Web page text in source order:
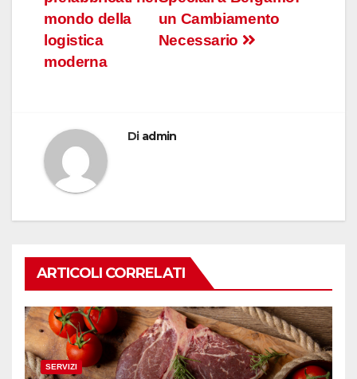
un Cambiamento
Necessario
mondo della
logistica
moderna
Di admin
ARTICOLI CORRELATI
SERVIZI